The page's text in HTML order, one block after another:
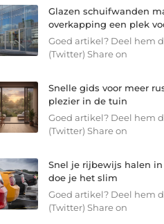
Glazen schuifwanden
overkapping een plek
Goed artikel? Deel hem
(Twitter) Share on
Snelle gids voor meer
plezier in de tuin
Goed artikel? Deel hem
(Twitter) Share on
Snel je rijbewijs halen
doe je het slim
Goed artikel? Deel hem
(Twitter) Share on